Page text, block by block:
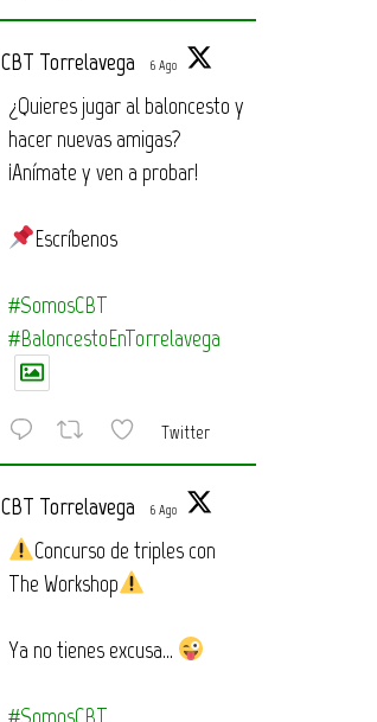
CBT Torrelavega 6 Ago
¿Quieres jugar al baloncesto y
hacer nuevas amigas?
¡Anímate y ven a probar!
Escríbenos
#SomosCBT
#BaloncestoEnTorrelavega
Twitter
CBT Torrelavega 6 Ago
Concurso de triples con
The Workshop
Ya no tienes excusa…